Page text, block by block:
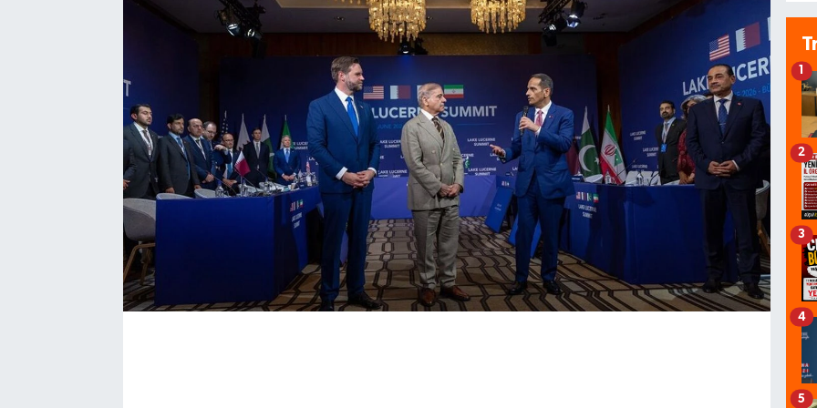
1
2
3
4
5